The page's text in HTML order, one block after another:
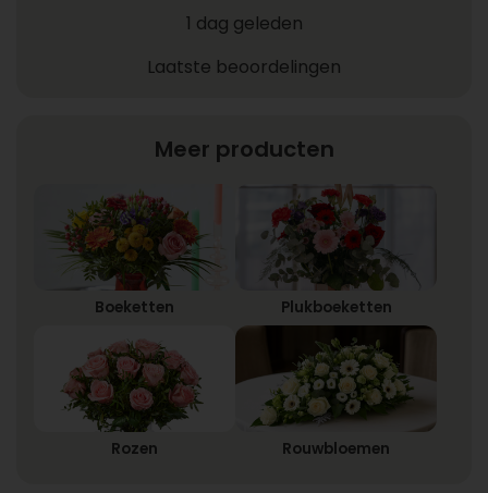
1 dag geleden
Laatste beoordelingen
Meer producten
Boeketten Plukboeketten
Rozen Rouwbloemen